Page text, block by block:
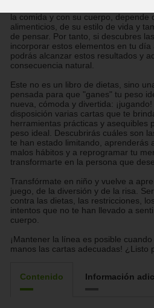
la comida y con su cuerpo, depende
alimenticios, de su estilo de vida y
de pensar. Por tanto, si descubres
incorporar estos elementos en tu
podrás alcanzar estos resultados y
consecuencia natural.
Este no es un libro de dietas, sino
pensada para que "ganes" tu peso
nueva, cómoda y divertida:
disposición varias cartas que te
herramientas prácticas y asequibles
peso ideal. Descubrirás cuáles son
te han estado limitando, aprenderás
malos hábitos y a reprogramar tu
transformarte en la persona que
Transfórmate en niño y vuelve a
juego, de la diversión y de la risa.
contra las dietas, las restricciones,
intentos que no te han llevado a
cuerpo.
¡Mantener la línea es posible
manos las cartas adecuadas! ¿Listo
Contenido Información